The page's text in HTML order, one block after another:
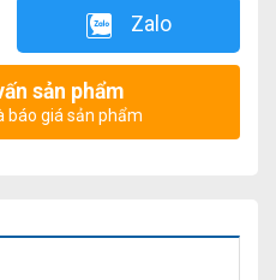
Zalo
sản phẩm
báo giá sản phẩm